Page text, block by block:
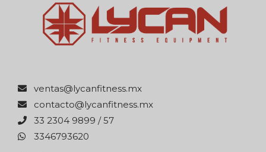
xm.ssentifnacyl@satnev
xm.ssentifnacyl@otcatnoc
75 / 9989 4032 33
0263976433